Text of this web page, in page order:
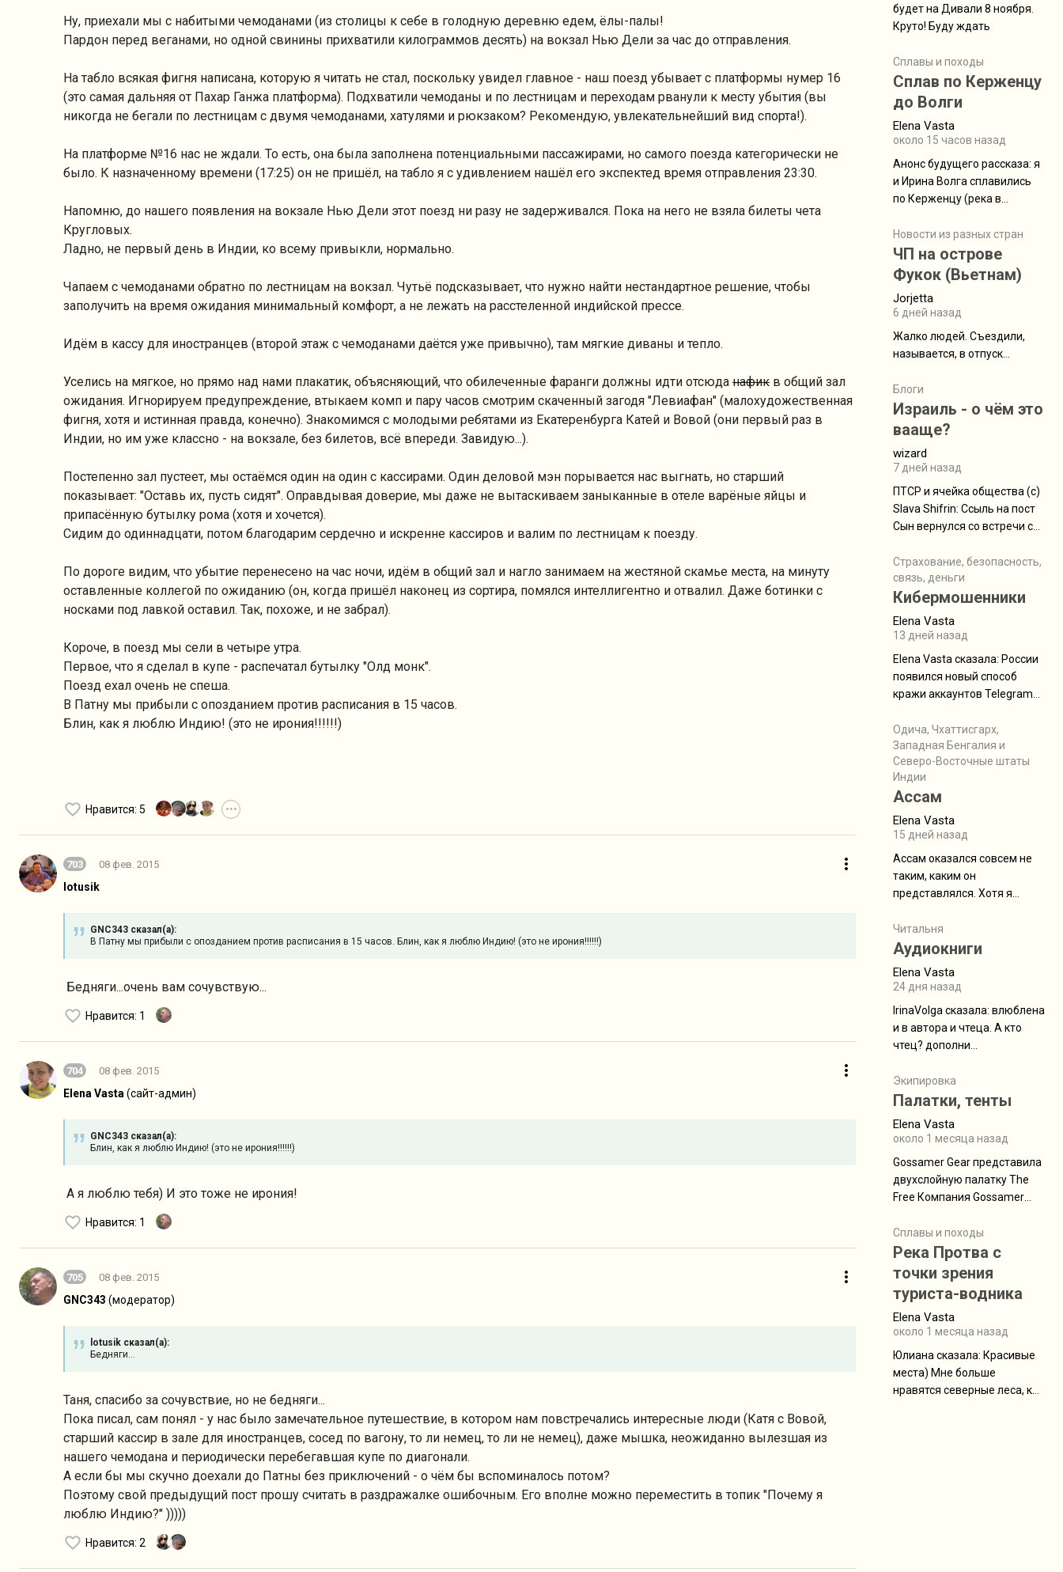
Ну, приехали мы с набитыми чемоданами (из столицы к себе в голодную деревню едем, ёлы-палы!
Пардон перед веганами, но одной свинины прихватили килограммов десять) на вокзал Нью Дели за час до отправления.
На табло всякая фигня написана, которую я читать не стал, поскольку увидел главное - наш поезд убывает с платформы нумер 16
(это самая дальняя от Пахар Ганжа платформа). Подхватили чемоданы и по лестницам и переходам рванули к месту убытия (вы
никогда не бегали по лестницам с двумя чемоданами, хатулями и рюкзаком? Рекомендую, увлекательнейший вид спорта!).
На платформе №16 нас не ждали. То есть, она была заполнена потенциальными пассажирами, но самого поезда категорически не
было. К назначенному времени (17:25) он не пришёл, на табло я с удивлением нашёл его экспектед время отправления 23:30.
Напомню, до нашего появления на вокзале Нью Дели этот поезд ни разу не задерживался. Пока на него не взяла билеты чета
Кругловых.
Ладно, не первый день в Индии, ко всему привыкли, нормально.
Чапаем с чемоданами обратно по лестницам на вокзал. Чутьё подсказывает, что нужно найти нестандартное решение, чтобы
заполучить на время ожидания минимальный комфорт, а не лежать на расстеленной индийской прессе.
Идём в кассу для иностранцев (второй этаж с чемоданами даётся уже привычно), там мягкие диваны и тепло.
Уселись на мягкое, но прямо над нами плакатик, объясняющий, что обилеченные фаранги должны идти отсюда нафик в общий зал
ожидания. Игнорируем предупреждение, втыкаем комп и пару часов смотрим скаченный загодя "Левиафан" (малохудожественная
фигня, хотя и истинная правда, конечно). Знакомимся с молодыми ребятами из Екатеренбурга Катей и Вовой (они первый раз в
Индии, но им уже классно - на вокзале, без билетов, всё впереди. Завидую...).
Постепенно зал пустеет, мы остаёмся один на один с кассирами. Один деловой мэн порывается нас выгнать, но старший
показывает: "Оставь их, пусть сидят". Оправдывая доверие, мы даже не вытаскиваем заныканные в отеле варёные яйцы и
припасённую бутылку рома (хотя и хочется).
Сидим до одиннадцати, потом благодарим сердечно и искренне кассиров и валим по лестницам к поезду.
По дороге видим, что убытие перенесено на час ночи, идём в общий зал и нагло занимаем на жестяной скамье места, на минуту
оставленные коллегой по ожиданию (он, когда пришёл наконец из сортира, помялся интеллигентно и отвалил. Даже ботинки с
носками под лавкой оставил. Так, похоже, и не забрал).
Короче, в поезд мы сели в четыре утра.
Первое, что я сделал в купе - распечатал бутылку "Олд монк".
Поезд ехал очень не спеша.
В Патну мы прибыли с опозданием против расписания в 15 часов.
Блин, как я люблю Индию! (это не ирония!!!!!!)
Нравится: 5 •••
703 08 фев. 2015
lotusik
GNC343 сказал(а):
В Патну мы прибыли с опозданием против расписания в 15 часов. Блин, как я люблю Индию! (это не ирония!!!!!!)
Бедняги...очень вам сочувствую...
Нравится: 1
704 08 фев. 2015
Elena Vasta (сайт-админ)
GNC343 сказал(а):
Блин, как я люблю Индию! (это не ирония!!!!!!)
А я люблю тебя) И это тоже не ирония!
Нравится: 1
705 08 фев. 2015
GNC343 (модератор)
lotusik сказал(а):
Бедняги...
Таня, спасибо за сочувствие, но не бедняги...
Пока писал, сам понял - у нас было замечательное путешествие, в котором нам повстречались интересные люди (Катя с Вовой,
старший кассир в зале для иностранцев, сосед по вагону, то ли немец, то ли не немец), даже мышка, неожиданно вылезшая из
нашего чемодана и периодически перебегавшая купе по диагонали.
А если бы мы скучно доехали до Патны без приключений - о чём бы вспоминалось потом?
Поэтому свой предыдущий пост прошу считать в раздражалке ошибочным. Его вполне можно переместить в топик "Почему я
люблю Индию?" )))))
Нравится: 2
будет на Дивали 8 ноября.
Круто! Буду ждать
Сплавы и походы
Сплав по Керженцу
до Волги
Elena Vasta
около 15 часов назад
Анонс будущего рассказа: я
и Ирина Волга сплавились
по Керженцу (река в
села Керженец до стоящего
на берегу Волги
Макарьевского монастыря,
это маршрут на 200 км
[видео]
Новости из разных стран
ЧП на острове
Фукок (Вьетнам)
Jorjetta
6 дней назад
Жалко людей. Съездили,
называется, в отпуск...
Блоги
Израиль - о чём это
вааще?
wizard
7 дней назад
ПТСР и ячейка общества (с)
Slava Shifrin: Ссыль на пост
Сын вернулся со встречи с
уже, как демобилизовались,
а продолжают встречаться
почти каждую неделю) и с
разводится!" Эйтан -
семьи, из тех, кого называют
"вязаные кипы". С 2022-го
Страхование, безопасность,
связь, деньги
Кибермошенники
Elena Vasta
13 дней назад
Elena Vasta сказалa: России
появился новый способ
кражи аккаунтов Telegram
Прочитайте! У моих двух
знакомых вот так увели
аккаунты
Одича, Чхаттисгарх,
Западная Бенгалия и
Северо-Восточные штаты
Индии
Ассам
Elena Vasta
15 дней назад
Ассам оказался совсем не
таким, каким он
представлялся. Хотя я
краешек, но все же схватила
ауру штата, как-то он меня
природа, мягкие
такая как бы переходная
ступень между привычной
нам Индией и остальными
надеюсь увидеть.
Читальня
Аудиокниги
Elena Vasta
24 дня назад
IrinaVolga сказалa: влюблена
и в автора и чтеца. А кто
чтец? дополни
Экипировка
Палатки, тенты
Elena Vasta
около 1 месяца назад
Gossamer Gear представила
двухслойную палатку The
Free Компания Gossamer
туристическую палатку The
Free, которая стала первой
ультралегкой моделью в
ассортименте
производителя. Новинка
получила двухслойную
конструкцию с отдельным
внешним тентом и сетчатой
внутренней палаткой, а ее
Сплавы и походы
Река Протва с
точки зрения
туриста-водника
Elena Vasta
около 1 месяца назад
Юлиана сказалa: Красивые
места) Мне больше
нравятся северные леса, как